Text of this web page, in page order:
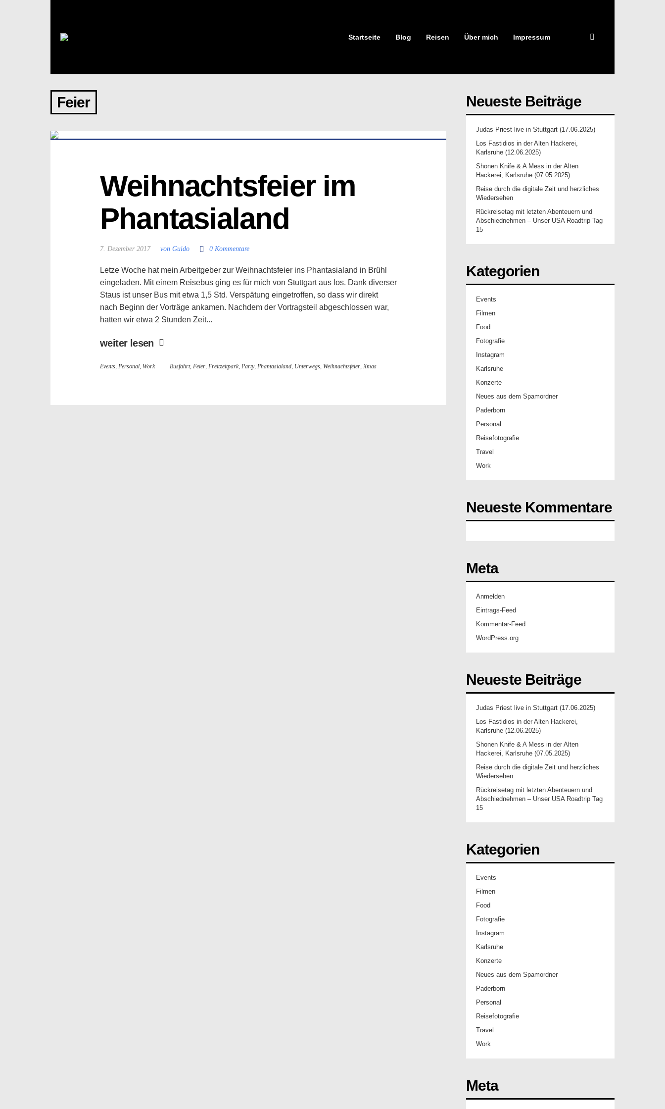
Startseite Blog Reisen Über mich Impressum
Feier
Weihnachtsfeier im
Phantasialand
7. Dezember 2017 von Guido 0 Kommentare
Letze Woche hat mein Arbeitgeber zur Weihnachtsfeier ins Phantasialand in Brühl
eingeladen. Mit einem Reisebus ging es für mich von Stuttgart aus los. Dank diverser
Staus ist unser Bus mit etwa 1,5 Std. Verspätung eingetroffen, so dass wir direkt
nach Beginn der Vorträge ankamen. Nachdem der Vortragsteil abgeschlossen war,
hatten wir etwa 2 Stunden Zeit...
weiter lesen
Events, Personal, Work Busfahrt, Feier, Freitzeitpark, Party, Phantasialand, Unterwegs, Weihnachtsfeier,Xmas
Neueste Beiträge
Judas Priest live in Stuttgart (17.06.2025)
Los Fastidios in der Alten Hackerei,
Karlsruhe (12.06.2025)
Shonen Knife & A Mess in der Alten
Hackerei, Karlsruhe (07.05.2025)
Reise durch die digitale Zeit und herzliches
Wiedersehen
Rückreisetag mit letzten Abenteuern und
Abschiednehmen – Unser USA Roadtrip Tag
15
Kategorien
Events
Filmen
Food
Fotografie
Instagram
Karlsruhe
Konzerte
Neues aus dem Spamordner
Paderborn
Personal
Reisefotografie
Travel
Work
Neueste Kommentare
Meta
Anmelden
Eintrags-Feed
Kommentar-Feed
WordPress.org
Neueste Beiträge
Judas Priest live in Stuttgart (17.06.2025)
Los Fastidios in der Alten Hackerei,
Karlsruhe (12.06.2025)
Shonen Knife & A Mess in der Alten
Hackerei, Karlsruhe (07.05.2025)
Reise durch die digitale Zeit und herzliches
Wiedersehen
Rückreisetag mit letzten Abenteuern und
Abschiednehmen – Unser USA Roadtrip Tag
15
Kategorien
Events
Filmen
Food
Fotografie
Instagram
Karlsruhe
Konzerte
Neues aus dem Spamordner
Paderborn
Personal
Reisefotografie
Travel
Work
Meta